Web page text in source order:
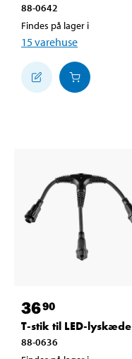
88-0642
Findes på lager i
15varehuse
3690
T-stik til LED-lyskæde
88-0636